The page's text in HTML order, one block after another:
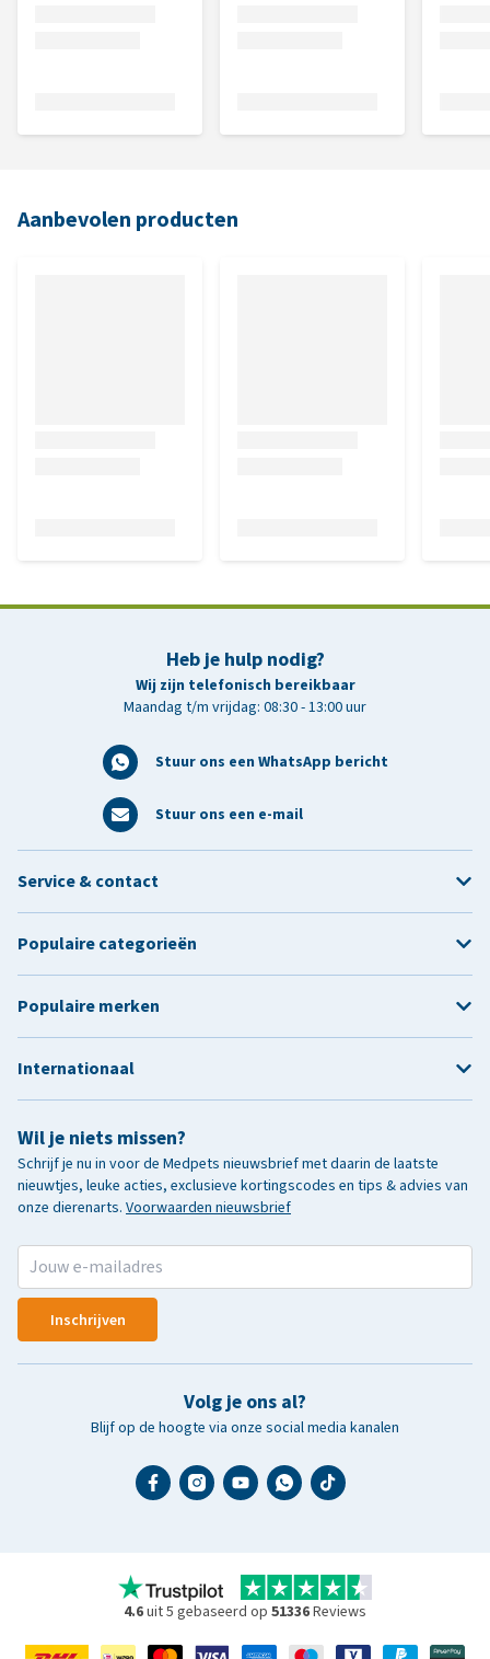
Aanbevolen producten
Heb je hulp nodig?
Wij zijn telefonisch bereikbaar
Maandag t/m vrijdag: 08:30 - 13:00 uur
Stuur ons een WhatsApp bericht
Stuur ons een e-mail
Wil je niets missen?
Schrijf je nu in voor de Medpets nieuwsbrief met daarin de laatste
nieuwtjes, leuke acties, exclusieve kortingscodes en tips & advies van
onze dierenarts. Voorwaarden nieuwsbrief
Inschrijven
Volg je ons al?
Blijf op de hoogte via onze social media kanalen
Service & contact
Populaire categorieën
Populaire merken
Internationaal
4.6uit 5 gebaseerd op 51336Reviews